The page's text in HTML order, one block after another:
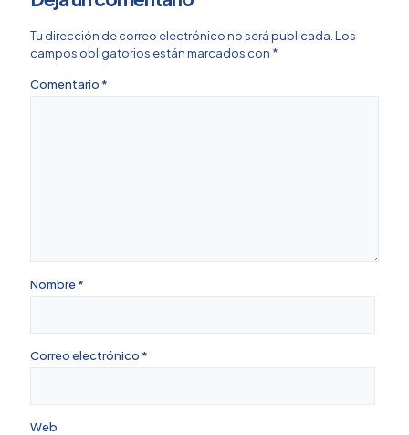
Tu dirección de correo electrónico no será publicada. Los
campos obligatorios están marcados con *
Comentario *
Nombre*
Correo electrónico *
Web